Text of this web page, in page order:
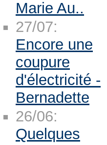
Marie Au..
27/07:
Encore une
coupure
d'électricité -
Bernadette
26/06:
Quelques